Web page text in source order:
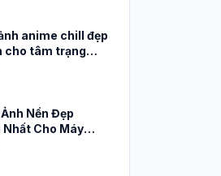
anime chill đẹp
cho tâm trạng
Nền Đẹp
Cho Máy